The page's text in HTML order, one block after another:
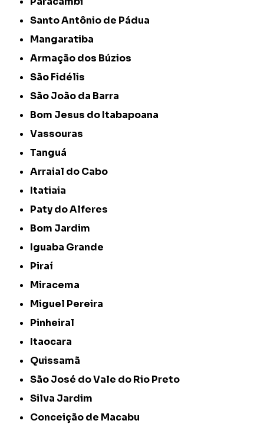
Santo Antônio de Pádua
Mangaratiba
Armação dos Búzios
São Fidélis
São João da Barra
Bom Jesus do Itabapoana
Vassouras
Tanguá
Arraial do Cabo
Itatiaia
Paty do Alferes
Bom Jardim
Iguaba Grande
Piraí
Miracema
Miguel Pereira
Pinheiral
Itaocara
Quissamã
São José do Vale do Rio Preto
Silva Jardim
Conceição de Macabu